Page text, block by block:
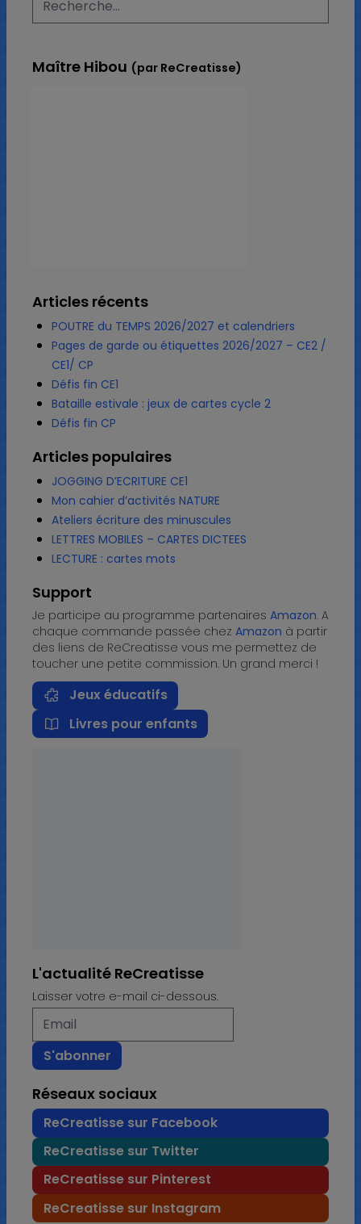
Maître Hibou (par ReCreatisse)
Articles récents
POUTRE du TEMPS 2026/2027 et calendriers
Pages de garde ou étiquettes 2026/2027 – CE2 /
CE1/ CP
Défis fin CE1
Bataille estivale : jeux de cartes cycle 2
Défis fin CP
Articles populaires
JOGGING D’ECRITURE CE1
Mon cahier d’activités NATURE
Ateliers écriture des minuscules
LETTRES MOBILES – CARTES DICTEES
LECTURE : cartes mots
Support
Je participe au programme partenaires Amazon. A
chaque commande passée chez Amazon à partir
des liens de ReCreatisse vous me permettez de
toucher une petite commission. Un grand merci !
Jeux éducatifs
Livres pour enfants
L'actualité ReCreatisse
Laisser votre e-mail ci-dessous.
Réseaux sociaux
ReCreatisse sur Facebook
ReCreatisse sur Twitter
ReCreatisse sur Pinterest
ReCreatisse sur Instagram